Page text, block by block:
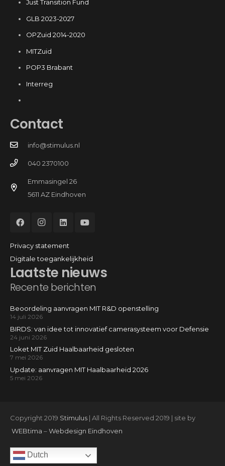
Just Transition Fund
GLB 2023-2027
OPZuid 2014-2020
MITZuid
POP3 Brabant
Interreg
Laatste nieuws
Recente berichten
Beoordeling aanvragen MIT R&D openstelling
14 juli 2026
BIRDS: van idee tot innovatief camerasysteem voor Defensie
24 juni 2026
Loket MIT Zuid Haalbaarheid gesloten
7 mei 2026
Update: aanvragen MIT Haalbaarheid 2026
5 mei 2026
Contact
info@stimulus.nl
040 2370100
Emmasingel 26
5611 AZ Eindhoven
Privacy statement
Digitale toegankelijkheid
Copyright 2019 Stimulus| All Rights Reserved 2019 | site by
WEBtima –Webdesign Eindhoven
Dutch